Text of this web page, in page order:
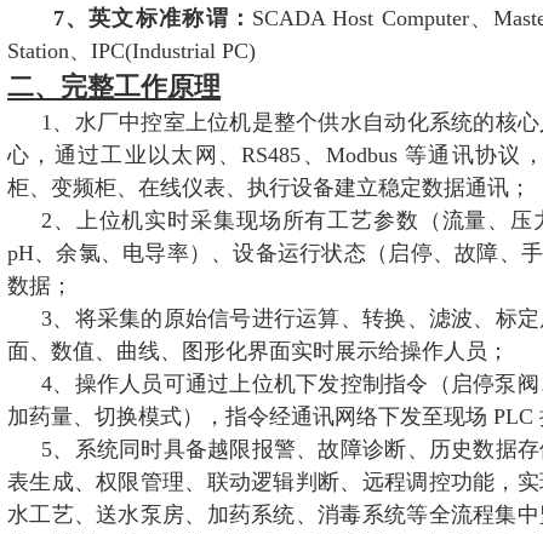
7、英文标准称谓： SCADA Host Computer、
Station、IPC(Industrial PC)
二、完整工作原理
1、水厂中控室上位机是整个供水自动化系统的核
心，通过工业以太网、RS485、Modbus 等通讯协议
柜、变频柜、在线仪表、执行设备建立稳定数据通讯；
2、 上位机实时采集现场所有工艺参数（流量、压
pH、余氯、电导率）、设备运行状态（启停、故障、
数据；
3、将采集的原始信号进行运算、转换、滤波、标
面、数值、曲线、图形化界面实时展示给操作人员；
4、 操作人员可通过上位机下发控制指令（启停泵
加药量、切换模式），指令经通讯网络下发至现场 PLC
5、系统同时具备越限报警、故障诊断、历史数据
表生成、权限管理、联动逻辑判断、远程调控功能，
水工艺、送水泵房、加药系统、消毒系统等全流程集